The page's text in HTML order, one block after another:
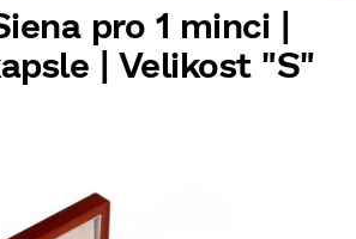
pro 1 minci |
| Velikost "S"